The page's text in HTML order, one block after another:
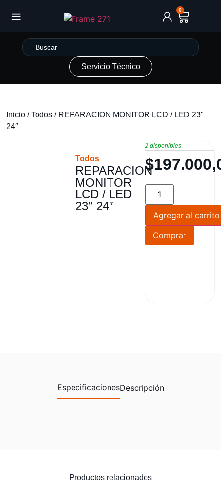
0
Servicio Técnico
Inicio /Todos / REPARACION MONITOR LCD / LED 23″
24″
Todos
REPARACION
MONITOR
LCD / LED
23″ 24″
2 disponibles
$
Agregar al carrito
Comprar
EspecificacionesDescripción
Productos relacionados